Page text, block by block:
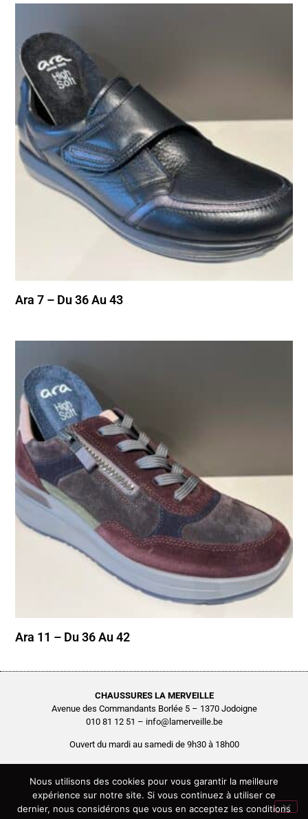
Ara 7 – Du 36 Au 43
Ara 11 – Du 36 Au 42
CHAUSSURES LA MERVEILLE
Avenue des Commandants Borlée 5 – 1370 Jodoigne
010 81 12 51 – info@lamerveille.be
Ouvert du mardi au samedi de 9h30 à 18h00
Chaussures Quertémont SRL
BCE0416.261.048
Copyright © 2026 Chaussures La Merveille – Tous droits réservés
Site réalisé par
Nous utilisons des cookies pour vous garantir la meilleure
expérience sur notre site. Si vous continuez à utiliser ce
dernier, nous considérons que vous en acceptez les conditions